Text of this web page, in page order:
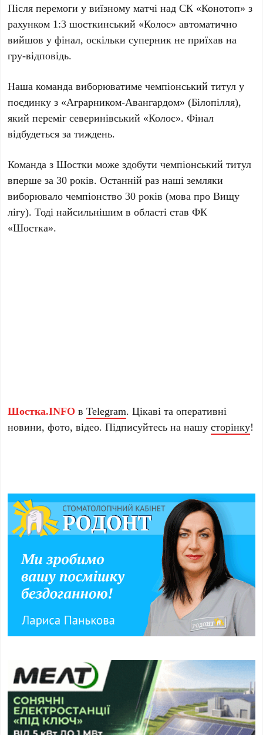
Після перемоги у виїзному матчі над СК «Конотоп» з
рахунком 1:3 шосткинський «Колос» автоматично
вийшов у фінал, оскільки суперник не приїхав на
гру-відповідь.
Наша команда виборюватиме чемпіонський титул у
поєдинку з «Аграрником-Авангардом» (Білопілля),
який переміг северинівський «Колос». Фінал
відбудеться за тиждень.
Команда з Шостки може здобути чемпіонський титул
вперше за 30 років. Останній раз наші земляки
виборювало чемпіонство 30 років (мова про Вищу
лігу). Тоді найсильнішим в області став ФК
«Шостка».
Шостка.INFO вTelegram. Цікаві та оперативні
новини, фото, відео. Підписуйтесь на нашусторінку!